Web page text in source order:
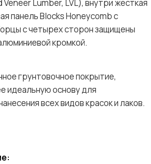
Veneer Lumber, LVL), внутри жесткая
панель Blocks Honeycomb с
с четырех сторон защищены
кромкой.
грунтовочное покрытие,
идеальную основу для
всех видов красок и лаков.